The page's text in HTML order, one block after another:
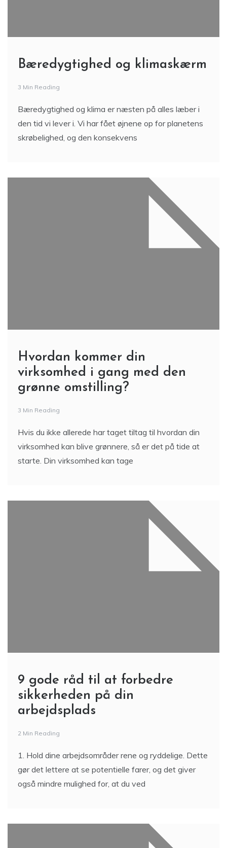
Bæredygtighed og klimaskærm
3 Min Reading
Bæredygtighed og klima er næsten på alles læber i
den tid vi lever i. Vi har fået øjnene op for planetens
skrøbelighed, og den konsekvens
Hvordan kommer din
virksomhed i gang med den
grønne omstilling?
3 Min Reading
Hvis du ikke allerede har taget tiltag til hvordan din
virksomhed kan blive grønnere, så er det på tide at
starte. Din virksomhed kan tage
9 gode råd til at forbedre
sikkerheden på din
arbejdsplads
2 Min Reading
1. Hold dine arbejdsområder rene og ryddelige. Dette
gør det lettere at se potentielle farer, og det giver
også mindre mulighed for, at du ved